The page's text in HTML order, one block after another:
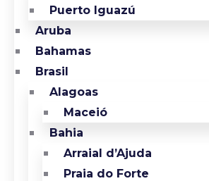
Puerto Iguazú
Aruba
Bahamas
Brasil
Alagoas
Maceió
Bahia
Arraial d’Ajuda
Praia do Forte